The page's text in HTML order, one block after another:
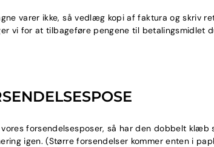
varer ikke, så vedlæg kopi af faktura og skriv
vi for at tilbageføre pengene til betalingsmidlet
forsendelsesposer, så har den dobbelt klæb
igen. (Større forsendelser kommer enten i